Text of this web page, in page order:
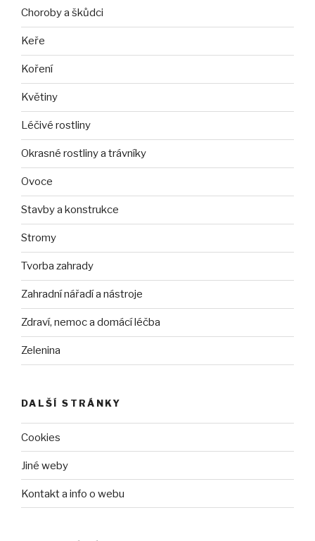
Choroby a škůdci
Keře
Koření
Květiny
Léčivé rostliny
Okrasné rostliny a trávníky
Ovoce
Stavby a konstrukce
Stromy
Tvorba zahrady
Zahradní nářadí a nástroje
Zdraví, nemoc a domácí léčba
Zelenina
DALŠÍ STRÁNKY
Cookies
Jiné weby
Kontakt a info o webu